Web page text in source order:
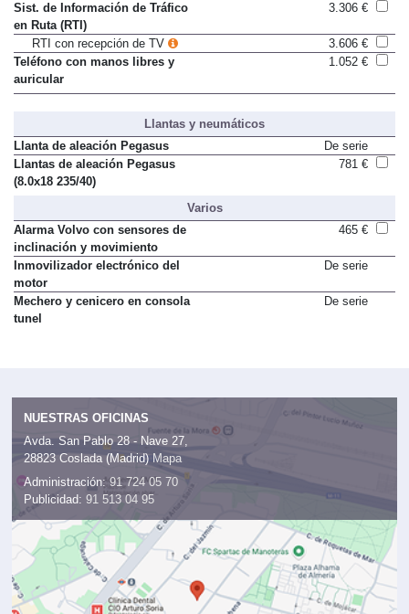
Sist. de Información de Tráfico
en Ruta (RTI)
3.306 €
RTI con recepción de TV
3.606 €
Teléfono con manos libres y
auricular
1.052 €
Llantas y neumáticos
Llanta de aleación Pegasus
De serie
Llantas de aleación Pegasus
(8.0x18 235/40)
781 €
Varios
Alarma Volvo con sensores de
inclinación y movimiento
465 €
Inmovilizador electrónico del
motor
De serie
Mechero y cenicero en consola
tunel
De serie
NUESTRAS OFICINAS
Avda. San Pablo 28 - Nave 27,
28823 Coslada (Madrid) Mapa
Administración: 91 724 05 70
Publicidad: 91 513 04 95